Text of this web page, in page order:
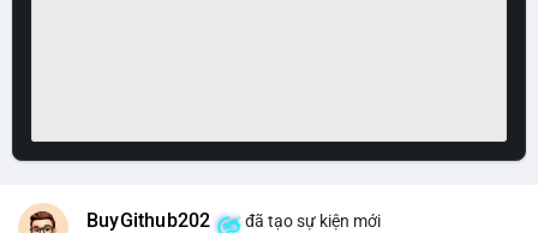
BuyGithub202 đã tạo sự kiện mới